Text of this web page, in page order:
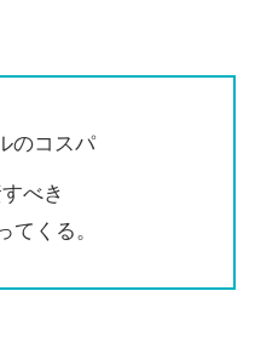
のコスパ
べき
てくる。